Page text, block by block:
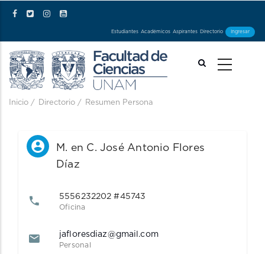
Ingresar
Directorio
Aspirantes
Académicos
Estudiantes
Ruta de navegación
Inicio / Directorio / Resumen Persona
M. en C. José Antonio Flores
Díaz
5556232202 #45743
Oficina
jafloresdiaz@gmail.com
Personal